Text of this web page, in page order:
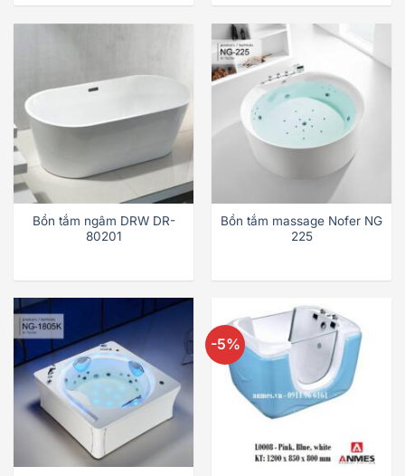
Bồn tắm ngâm DRW DR-
80201
Bồn tắm massage Nofer NG
225
-5%